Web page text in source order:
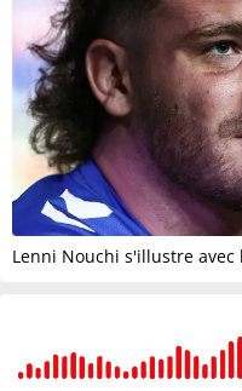
Lenni Nouchi s'illustre avec